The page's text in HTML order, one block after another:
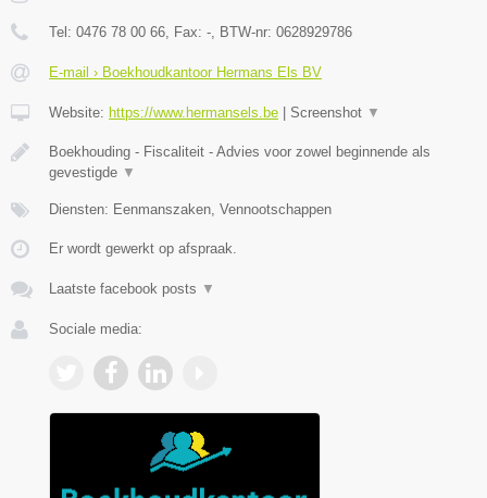
Tel: 0476 78 00 66, Fax: -, BTW-nr: 0628929786
E-mail › Boekhoudkantoor Hermans Els BV
Website: https://www.hermansels.be Screenshot ▼
Boekhouding - Fiscaliteit - Advies voor zowel beginnende als
gevestigde ▼
Diensten: Eenmanszaken, Vennootschappen
Er wordt gewerkt op afspraak.
Laatste facebook posts ▼
Sociale media: